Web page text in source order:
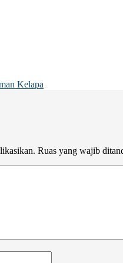
Kelapa
Ruas yang wajib